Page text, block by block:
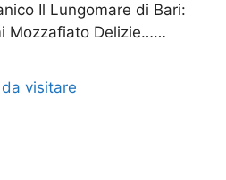
Il Lungomare di Bari:
Mozzafiato Delizie……
visitare